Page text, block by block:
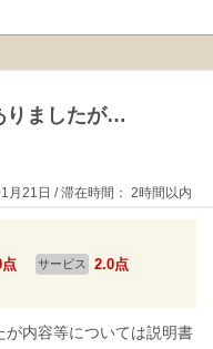
りましたが…
21日 / 滞在時間： 2時間以内
サービス 2.0点
内容等については説明書